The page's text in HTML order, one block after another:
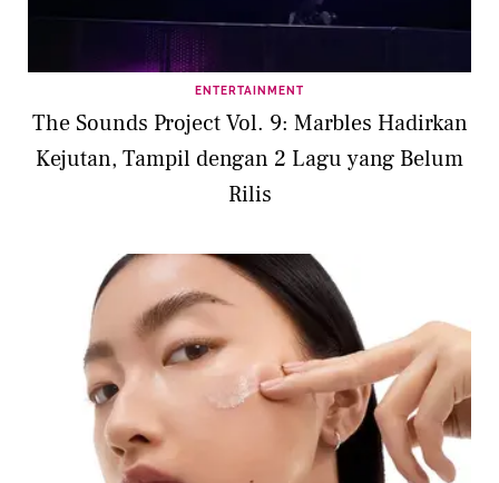
ENTERTAINMENT
The Sounds Project Vol. 9: Marbles Hadirkan
Kejutan, Tampil dengan 2 Lagu yang Belum
Rilis